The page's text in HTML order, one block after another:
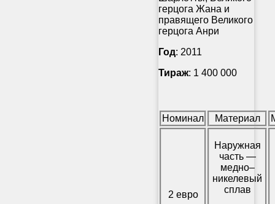
герцога Жана и
правящего Великого
герцога Анри
Год: 2011
Тираж: 1 400 000
Номинал Материал
2 евро
Наружная
часть —
медно–
никелевый
сплав